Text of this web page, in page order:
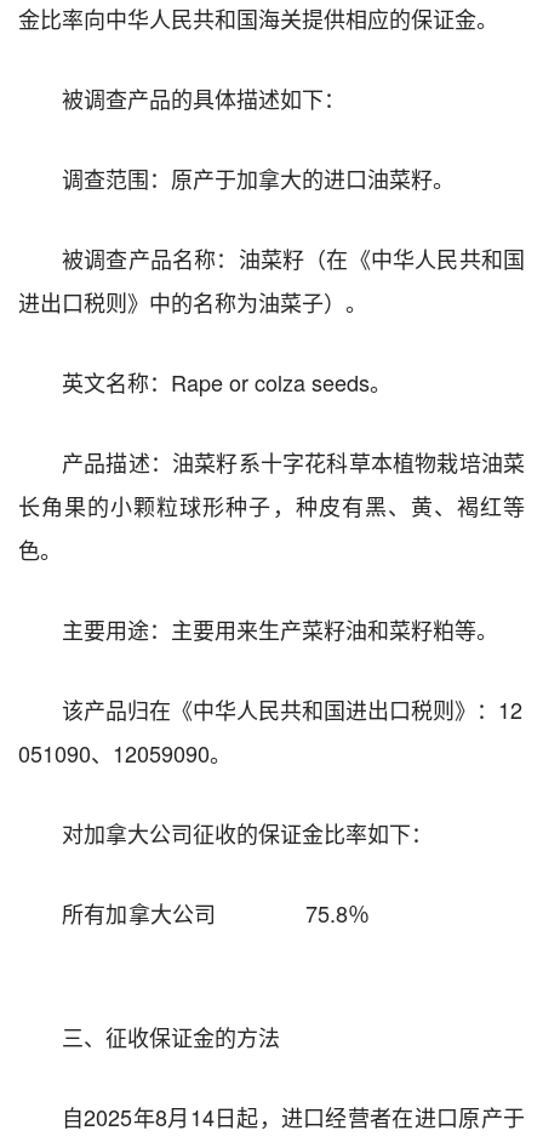
金比率向中华人民共和国海关提供相应的保证金。
被调查产品的具体描述如下：
调查范围：原产于加拿大的进口油菜籽。
被调查产品名称：油菜籽（在《中华人民共和国
进出口税则》中的名称为油菜子）。
英文名称：Rape or colza seeds。
产品描述：油菜籽系十字花科草本植物栽培油菜
长角果的小颗粒球形种子，种皮有黑、黄、褐红等
色。
主要用途：主要用来生产菜籽油和菜籽粕等。
该产品归在《中华人民共和国进出口税则》：12
051090、12059090。
对加拿大公司征收的保证金比率如下：
所有加拿大公司 75.8％
三、征收保证金的方法
自2025年8月14日起，进口经营者在进口原产于